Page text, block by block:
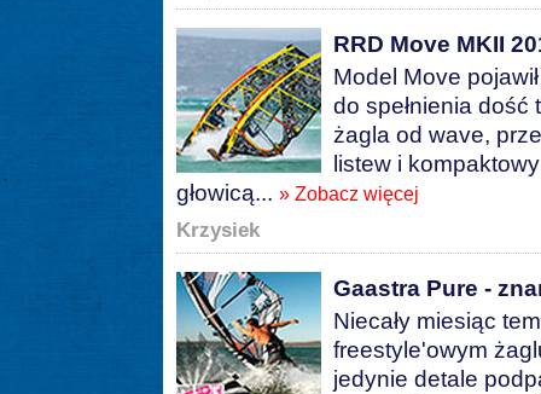
RRD Move MKII
Model Move
do spełnienia
żagla od wave,
listew i
głowicą... » Zobacz więcej
Krzysiek
Gaastra Pure -
Niecały miesiąc
freestyle'owym
jedynie detale